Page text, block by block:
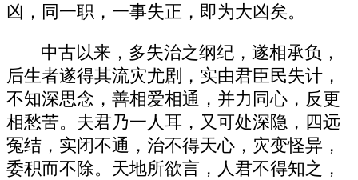
凶，同一职，一事失正，即为大凶矣。
中古以来，多失治之纲纪，遂相承负，
后生者遂得其流灾尤剧，实由君臣民失计，
不知深思念，善相爱相通，并力同心，反更
相愁苦。夫君乃一人耳，又可处深隐，四远
冤结，实闭不通，治不得天心，灾变怪异，
委积而不除。天地所欲言，人君不得知之，